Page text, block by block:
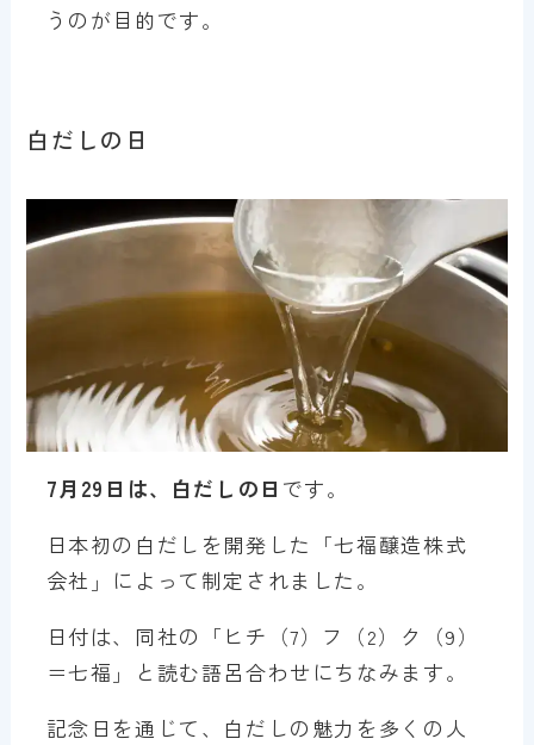
うのが目的です。
白だしの日
7月29日は、白だしの日 です。
日本初の白だしを開発した「七福醸造株式
会社」によって制定されました。
日付は、同社の「ヒチ（7）フ（2）ク（9）
＝七福」と読む語呂合わせにちなみます。
記念日を通じて、白だしの魅力を多くの人